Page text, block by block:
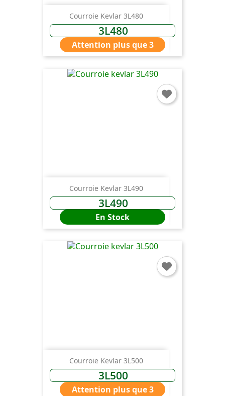
Courroie Kevlar 3L480
3L480
Attention plus que 3
Courroie Kevlar 3L490
3L490
En Stock
Courroie Kevlar 3L500
3L500
Attention plus que 3